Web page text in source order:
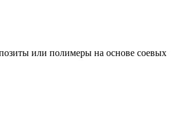
или полимеры на основе соевых